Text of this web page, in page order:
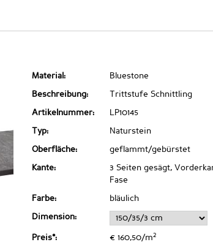
Material: Bluestone
Beschreibung: Trittstufe Schnittling
Artikelnummer: LP10145
Typ: Naturstein
Oberfläche: geflammt/gebürstet
Kante:
3 Seiten gesägt,
Fase
Farbe: bläulich
Dimension:
Preis*: € 160,50/m2